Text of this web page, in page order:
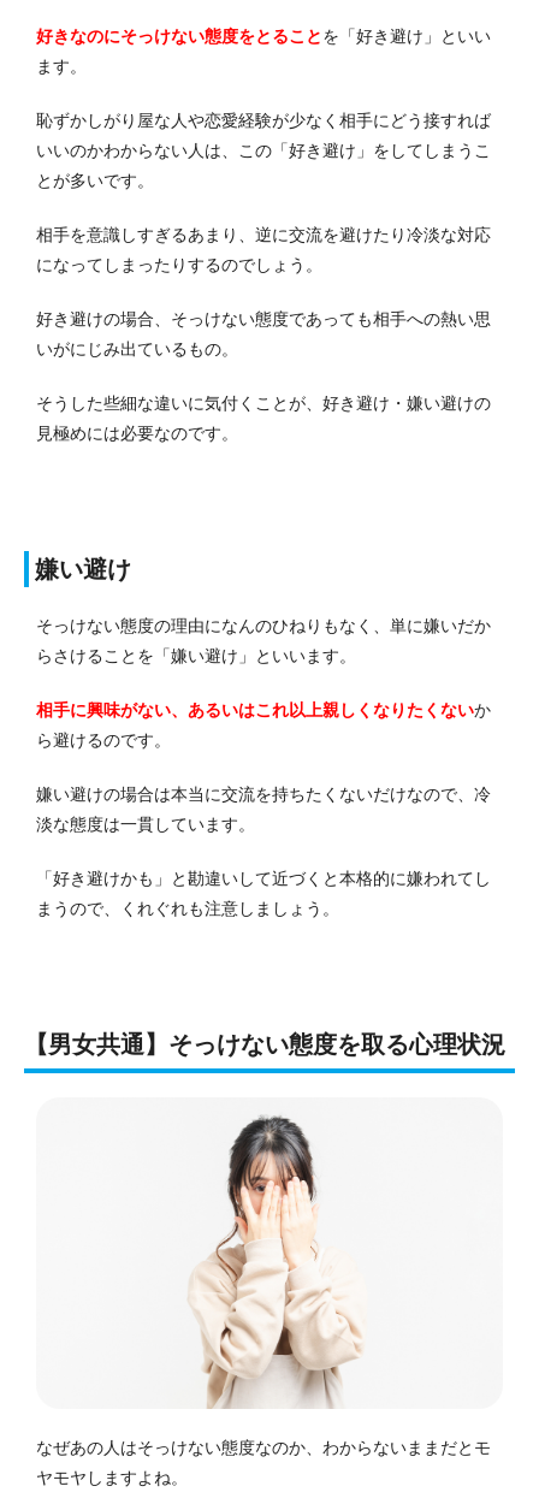
好きなのにそっけない態度をとることを「好き避け」といい
ます。
恥ずかしがり屋な人や恋愛経験が少なく相手にどう接すれば
いいのかわからない人は、この「好き避け」をしてしまうこ
とが多いです。
相手を意識しすぎるあまり、逆に交流を避けたり冷淡な対応
になってしまったりするのでしょう。
好き避けの場合、そっけない態度であっても相手への熱い思
いがにじみ出ているもの。
そうした些細な違いに気付くことが、好き避け・嫌い避けの
見極めには必要なのです。
嫌い避け
そっけない態度の理由になんのひねりもなく、単に嫌いだか
らさけることを「嫌い避け」といいます。
相手に興味がない、あるいはこれ以上親しくなりたくないか
ら避けるのです。
嫌い避けの場合は本当に交流を持ちたくないだけなので、冷
淡な態度は一貫しています。
「好き避けかも」と勘違いして近づくと本格的に嫌われてし
まうので、くれぐれも注意しましょう。
【男女共通】そっけない態度を取る心理状況
なぜあの人はそっけない態度なのか、わからないままだとモ
ヤモヤしますよね。